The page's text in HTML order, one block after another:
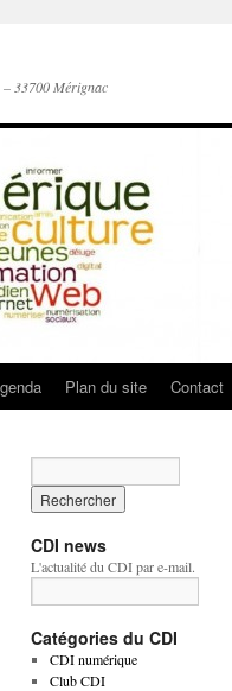
– 33700 Mérignac
Plan du site Contact
CDI news
L'actualité du CDI par e-mail.
Catégories du CDI
CDI numérique
Club CDI